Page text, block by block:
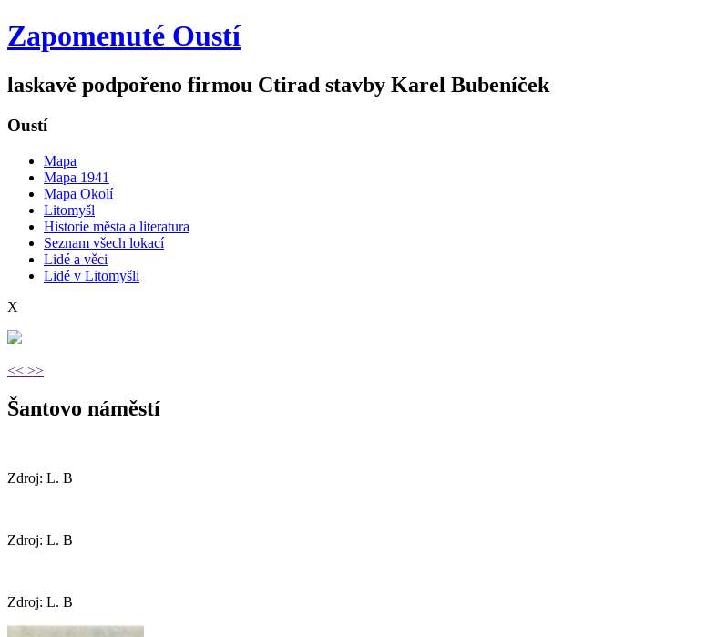
Zapomenuté Oustí
laskavě podpořeno firmou Ctirad stavby Karel Bubeníček
Oustí
Mapa
Mapa 1941
Mapa Okolí
Litomyšl
Historie města a literatura
Seznam všech lokací
Lidé a věci
Lidé v Litomyšli
X
<< >>
Šantovo náměstí
Zdroj: L. B
Zdroj: L. B
Zdroj: L. B